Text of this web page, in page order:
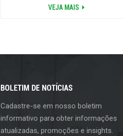
VEJA MAIS
BOLETIM DE NOTÍCIAS
Cadastre-se em nosso boletim
informativo para obter informações
atualizadas, promoções e insights.